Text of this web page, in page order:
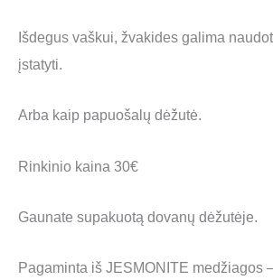
Išdegus vaškui, žvakides galima
įstatyti.
Arba kaip papuošalų dėžutė.
Rinkinio kaina 30€
Gaunate supakuotą dovanų dėžutėje.
Pagaminta iš JESMONITE medžiagos